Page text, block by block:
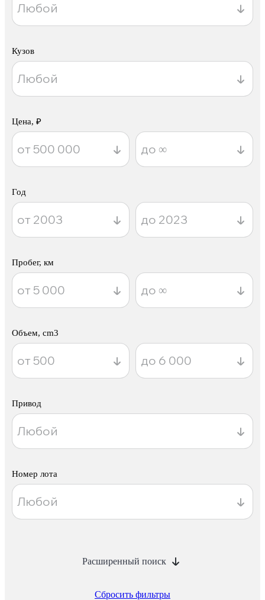
Кузов
Цена, ₽
Год
Пробег, км
Объем, cm3
Привод
Номер лота
Расширенный поиск
Сбросить фильтры